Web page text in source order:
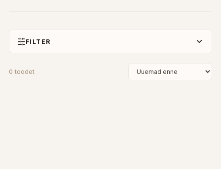
FILTER
0 toodet